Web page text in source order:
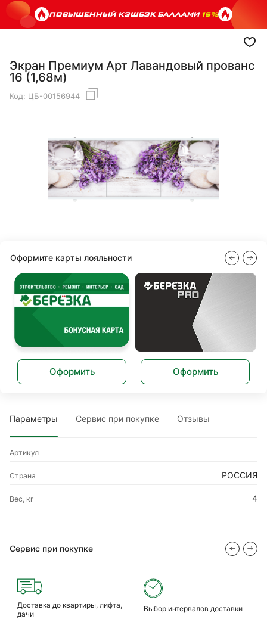
ПОВЫШЕННЫЙ КЭШБЭК БАЛЛАМИ15%
Экран Премиум Арт Лавандовый прованс
16 (1,68м)
Код: ЦБ-00156944
Оформите карты лояльности
Оформить Оформить
Параметры Сервис при покупке Отзывы
Артикул
Страна РОССИЯ
Вес, кг 4
Сервис при покупке
Доставка до квартиры, лифта,
дачи
Выбор интервалов доставки